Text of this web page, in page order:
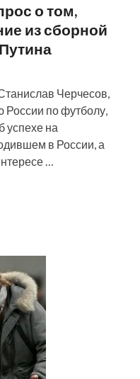
о том,
из сборной
Черчесов,
по футболу,
успехе на
в России, а
…